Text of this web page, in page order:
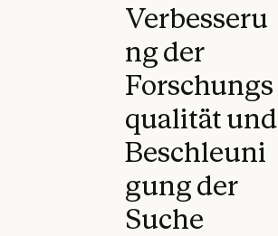
Verbesseru
ng der
Forschungs
qualität und
Beschleuni
gung der
Suche